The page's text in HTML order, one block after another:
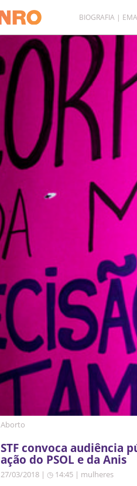
BIOGRAFIA
Aborto
STF convoca audiência
ação do PSOL e da Anis
27/03/2018 | ◷ 14:45 | mulheres